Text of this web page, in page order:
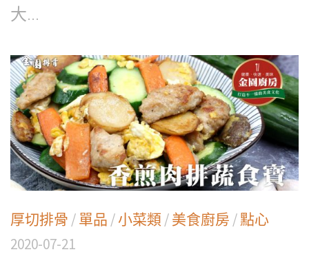
大...
厚切排骨 /單品 /小菜類 /美食廚房 /點心
2020-07-21